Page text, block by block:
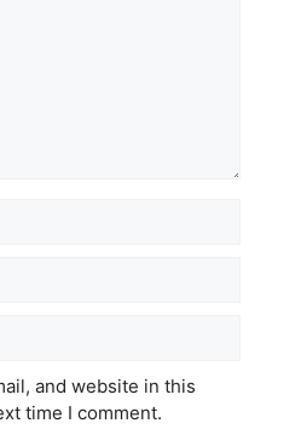
and website in this
time I comment.